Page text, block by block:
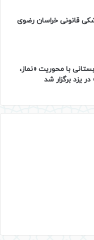
قانونی خراسان رضوی
با محوریت «نماز،
یزد برگزار شد